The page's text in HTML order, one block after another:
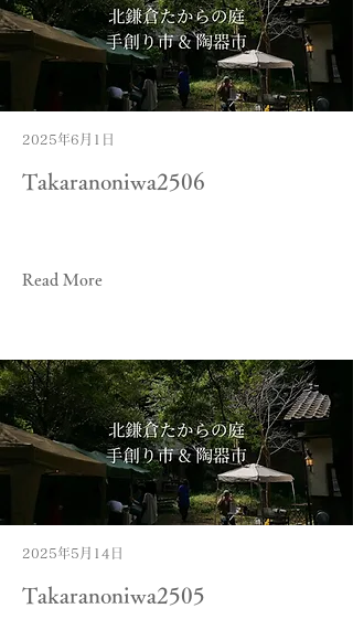
2025年6月1日
Takaranoniwa2506
Read More
2025年5月14日
Takaranoniwa2505